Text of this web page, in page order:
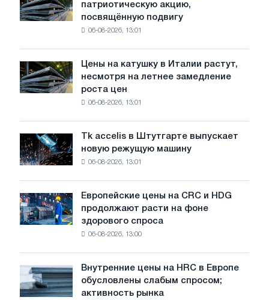
поддержала
патриотическую
советской
авиации
Великой
Отечественной
войны
патриотическую акцию,
посвящённую подвигу
06-08-2026, 13:01
Цены
на
катушку
несмотря
на
замедление
роста
цен
Цены на катушку в Италии растут,
несмотря на летнее замедление
роста цен
06-08-2026, 13:01
Tk
accelis
в
новую
режущую
Tk accelis в Штутгарте выпускает
новую режущую машину
06-08-2026, 13:01
Европейские
цены
на
продолжают
расти
Европейские цены на CRC и HDG
продолжают расти на фоне
здорового спроса
06-08-2026, 13:00
Внутренние
цены
на
Внутренние цены на HRC в Европе
обусловлены слабым спросом;
активность рынка